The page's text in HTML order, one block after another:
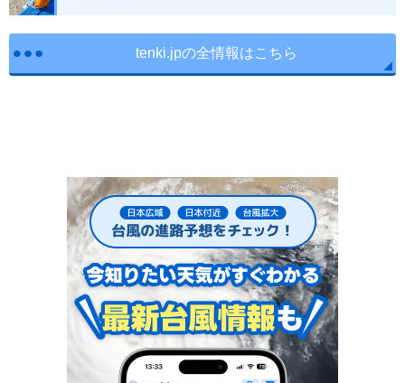
tenki.jpの全情報はこちら